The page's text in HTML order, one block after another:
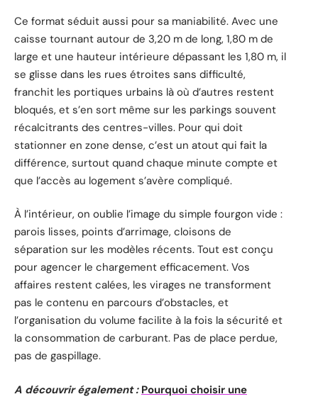
Ce format séduit aussi pour sa maniabilité. Avec une
caisse tournant autour de 3,20 m de long, 1,80 m de
large et une hauteur intérieure dépassant les 1,80 m, il
se glisse dans les rues étroites sans difficulté,
franchit les portiques urbains là où d’autres restent
bloqués, et s’en sort même sur les parkings souvent
récalcitrants des centres-villes. Pour qui doit
stationner en zone dense, c’est un atout qui fait la
différence, surtout quand chaque minute compte et
que l’accès au logement s’avère compliqué.
À l’intérieur, on oublie l’image du simple fourgon vide :
parois lisses, points d’arrimage, cloisons de
séparation sur les modèles récents. Tout est conçu
pour agencer le chargement efficacement. Vos
affaires restent calées, les virages ne transforment
pas le contenu en parcours d’obstacles, et
l’organisation du volume facilite à la fois la sécurité et
la consommation de carburant. Pas de place perdue,
pas de gaspillage.
A découvrir également : Pourquoi choisir une